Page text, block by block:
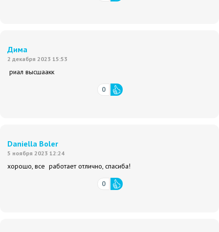
Дима
2 декабря 2023 15:53
риал высшаакк
0
Daniella Boler
5 ноября 2023 12:24
хорошо, все работает отлично, спасиба!
0